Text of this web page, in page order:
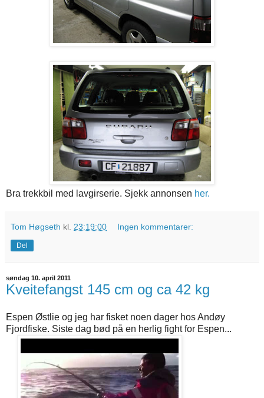
Bra trekkbil med lavgirserie. Sjekk annonsen her.
Tom Høgseth kl. 23:19:00 Ingen kommentarer:
Del
søndag 10. april 2011
Kveitefangst 145 cm og ca 42 kg
Espen Østlie og jeg har fisket noen dager hos Andøy
Fjordfiske. Siste dag bød på en herlig fight for Espen...